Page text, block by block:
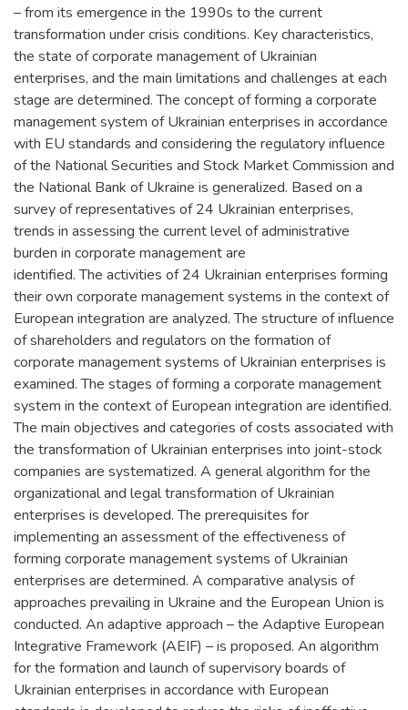
– from its emergence in the 1990s to the current
transformation under crisis conditions. Key characteristics,
the state of corporate management of Ukrainian
enterprises, and the main limitations and challenges at each
stage are determined. The concept of forming a corporate
management system of Ukrainian enterprises in accordance
with EU standards and considering the regulatory influence
of the National Securities and Stock Market Commission and
the National Bank of Ukraine is generalized. Based on a
survey of representatives of 24 Ukrainian enterprises,
trends in assessing the current level of administrative
burden in corporate management are
identified. The activities of 24 Ukrainian enterprises forming
their own corporate management systems in the context of
European integration are analyzed. The structure of influence
of shareholders and regulators on the formation of
corporate management systems of Ukrainian enterprises is
examined. The stages of forming a corporate management
system in the context of European integration are identified.
The main objectives and categories of costs associated with
the transformation of Ukrainian enterprises into joint-stock
companies are systematized. A general algorithm for the
organizational and legal transformation of Ukrainian
enterprises is developed. The prerequisites for
implementing an assessment of the effectiveness of
forming corporate management systems of Ukrainian
enterprises are determined. A comparative analysis of
approaches prevailing in Ukraine and the European Union is
conducted. An adaptive approach – the Adaptive European
Integrative Framework (AEIF) – is proposed. An algorithm
for the formation and launch of supervisory boards of
Ukrainian enterprises in accordance with European